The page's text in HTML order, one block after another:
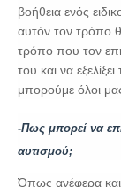
βοήθεια ενός
αυτόν τον τρόπο
τρόπο που τον
του και να
μπορούμε όλοι
-Πως μπορεί να
αυτισμού;
Όπως ανέφερα